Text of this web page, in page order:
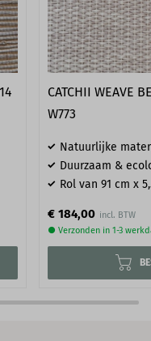
CATCHII WEAVE
W773
Natuurlijke
Duurzaam &
Rol van 91 cm x
€ 184,00
● Verzonden in 1-3